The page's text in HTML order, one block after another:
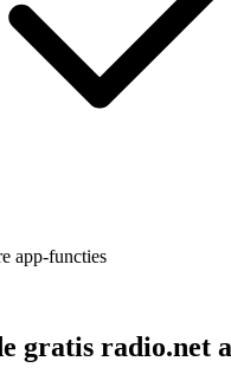
app-functies
gratis radio.net